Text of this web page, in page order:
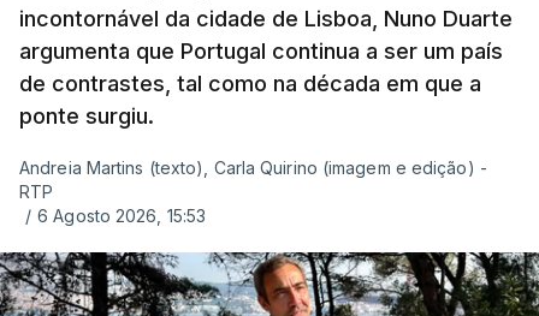
incontornável da cidade de Lisboa, Nuno Duarte
argumenta que Portugal continua a ser um país
de contrastes, tal como na década em que a
ponte surgiu.
Andreia Martins (texto), Carla Quirino (imagem e edição) -
RTP
/ 6 Agosto 2026, 15:53